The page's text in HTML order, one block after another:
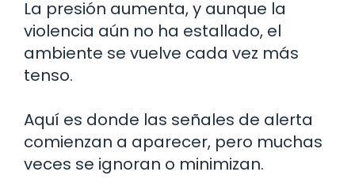
La presión aumenta, y aunque la
violencia aún no ha estallado, el
ambiente se vuelve cada vez más
tenso.
Aquí es donde las señales de alerta
comienzan a aparecer, pero muchas
veces se ignoran o minimizan.